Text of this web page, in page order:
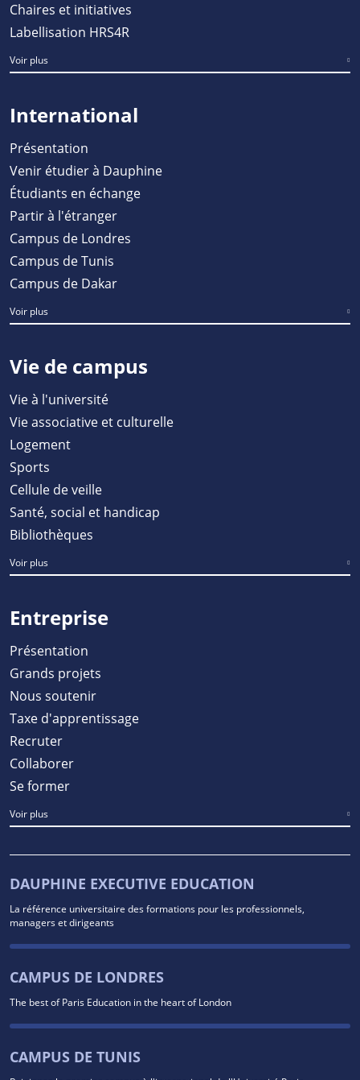
Chaires et initiatives
Labellisation HRS4R
Voir plus
International
Présentation
Venir étudier à Dauphine
Étudiants en échange
Partir à l'étranger
Campus de Londres
Campus de Tunis
Campus de Dakar
Voir plus
Vie de campus
Vie à l'université
Vie associative et culturelle
Logement
Sports
Cellule de veille
Santé, social et handicap
Bibliothèques
Voir plus
Entreprise
Présentation
Grands projets
Nous soutenir
Taxe d'apprentissage
Recruter
Collaborer
Se former
Voir plus
DAUPHINE EXECUTIVE EDUCATION
La référence universitaire des formations pour les professionnels,
managers et dirigeants
CAMPUS DE LONDRES
The best of Paris Education in the heart of London
CAMPUS DE TUNIS